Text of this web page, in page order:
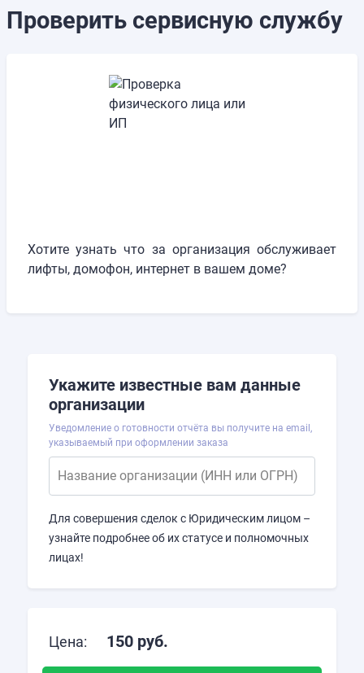
Проверить сервисную службу
Хотите узнать что за организация обслуживает
лифты, домофон, интернет в вашем доме?
Укажите известные вам данные
организации
Уведомление о готовности отчёта вы получите на email,
указываемый при оформлении заказа
Название организации (ИНН или ОГРН)
Для совершения сделок с Юридическим лицом –
узнайте подробнее об их статусе и полномочных
лицах!
Цена: 150 руб.